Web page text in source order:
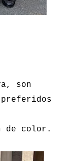
son
preferidos
de color.